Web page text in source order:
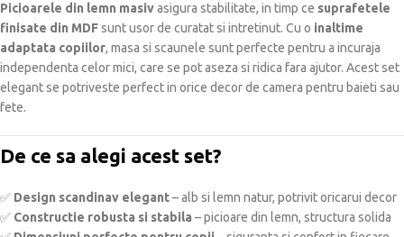
Picioarele din lemn masivasigura stabilitate, in timp ce suprafetele
finisate din MDFsunt usor de curatat si intretinut. Cu o inaltime
adaptata copiilor, masa si scaunele sunt perfecte pentru a incuraja
independenta celor mici, care se pot aseza si ridica fara ajutor. Acest set
elegant se potriveste perfect in orice decor de camera pentru baieti sau
fete.
De ce sa alegi acest set?
✅ Design scandinav elegant– alb si lemn natur, potrivit oricarui decor
✅ Constructie robusta si stabila – picioare din lemn, structura solida